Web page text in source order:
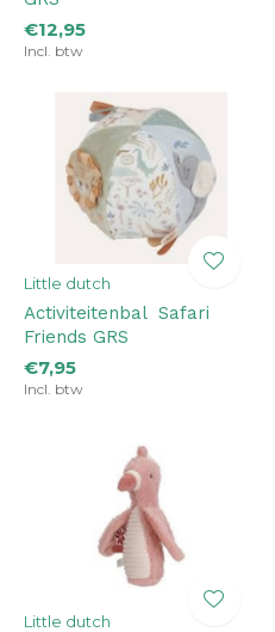
€12,95
Incl. btw
Little dutch
Activiteitenbal ­ Safari
Friends GRS
€7,95
Incl. btw
Little dutch